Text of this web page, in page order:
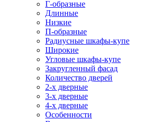
Г-образные
Длинные
Низкие
П-образные
Радиусные шкафы-купе
Широкие
Угловые шкафы-купе
Закругленный фасад
Количество дверей
2-х дверные
3-х дверные
4-х дверные
Особенности